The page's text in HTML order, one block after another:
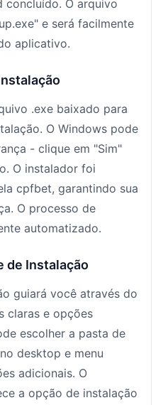
O arquivo
e será facilmente
aplicativo.
.exe baixado para
O Windows pode
- clique em "Sim"
O instalador foi
cpfbet, garantindo sua
O processo de
automatizado.
de Instalação
guiará você através do
claras e opções
escolher a pasta de
desktop e menu
adicionais. O
a opção de instalação